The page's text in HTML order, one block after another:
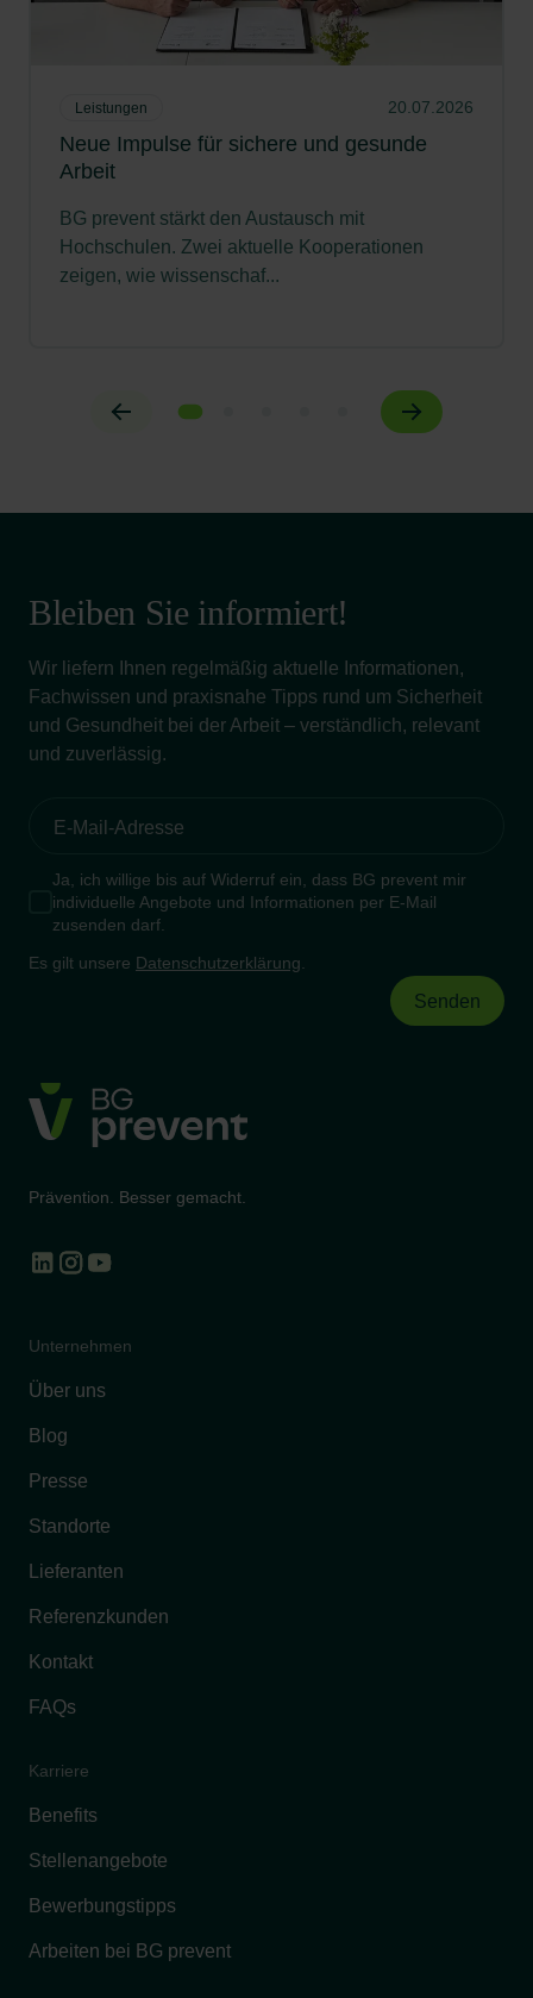
Leistungen 20.07.2026
Neue Impulse für sichere und gesunde
Arbeit
BG prevent stärkt den Austausch mit
Hochschulen. Zwei aktuelle Kooperationen
zeigen, wie wissenschaf...
Bleiben Sie informiert!
Wir liefern Ihnen regelmäßig aktuelle Informationen,
Fachwissen und praxisnahe Tipps rund um Sicherheit
und Gesundheit bei der Arbeit – verständlich, relevant
und zuverlässig.
Ja, ich willige bis auf Widerruf ein, dass BG prevent mir
individuelle Angebote und Informationen per E-Mail
zusenden darf.
Es gilt unsere Datenschutzerklärung
Prävention. Besser gemacht.
Unternehmen
Über uns
Blog
Presse
Standorte
Lieferanten
Referenzkunden
Kontakt
FAQs
Karriere
Benefits
Stellenangebote
Bewerbungstipps
Arbeiten bei BG prevent